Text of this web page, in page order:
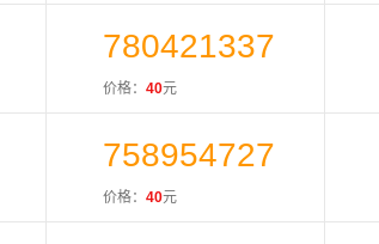
780421337
价格： 40元
758954727
价格： 40元